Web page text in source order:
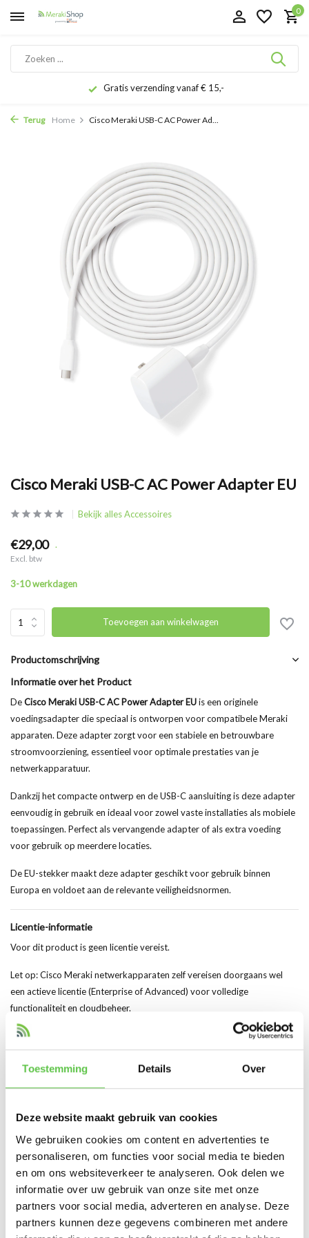
Toestemming Details Over
Deze website maakt gebruik van cookies
We gebruiken cookies om content en advertenties te
personaliseren, om functies voor social media te bieden
en om ons websiteverkeer te analyseren. Ook delen we
informatie over uw gebruik van onze site met onze
partners voor social media, adverteren en analyse. Deze
partners kunnen deze gegevens combineren met andere
0
Gratis verzending vanaf € 15,-
Terug Home Cisco Meraki USB-C AC Power Ad...
Cisco Meraki USB-C AC Power Adapter EU
Bekijk alles Accessoires
€29,00 .
Excl. btw
3-10 werkdagen
Toevoegen aan winkelwagen
Productomschrijving
Informatie over het Product
DeCisco Meraki USB-C AC Power Adapter EUis een originele
voedingsadapter die speciaal is ontworpen voor compatibele Meraki
apparaten. Deze adapter zorgt voor een stabiele en betrouwbare
stroomvoorziening, essentieel voor optimale prestaties van je
netwerkapparatuur.
Dankzij het compacte ontwerp en de USB-C aansluiting is deze adapter
eenvoudig in gebruik en ideaal voor zowel vaste installaties als mobiele
toepassingen. Perfect als vervangende adapter of als extra voeding
voor gebruik op meerdere locaties.
De EU-stekker maakt deze adapter geschikt voor gebruik binnen
Europa en voldoet aan de relevante veiligheidsnormen.
Licentie-informatie
Voor dit product is geen licentie vereist.
Let op: Cisco Meraki netwerkapparaten zelf vereisen doorgaans wel
een actieve licentie (Enterprise of Advanced) voor volledige
functionaliteit en cloudbeheer.
Originele Cisco Meraki USB-C voedingsadapter
Compact en lichtgewicht ontwerp
Ideaal als vervanging of extra adapter
Geschikt voor diverse Meraki apparaten met USB-C voeding
Productspecificaties